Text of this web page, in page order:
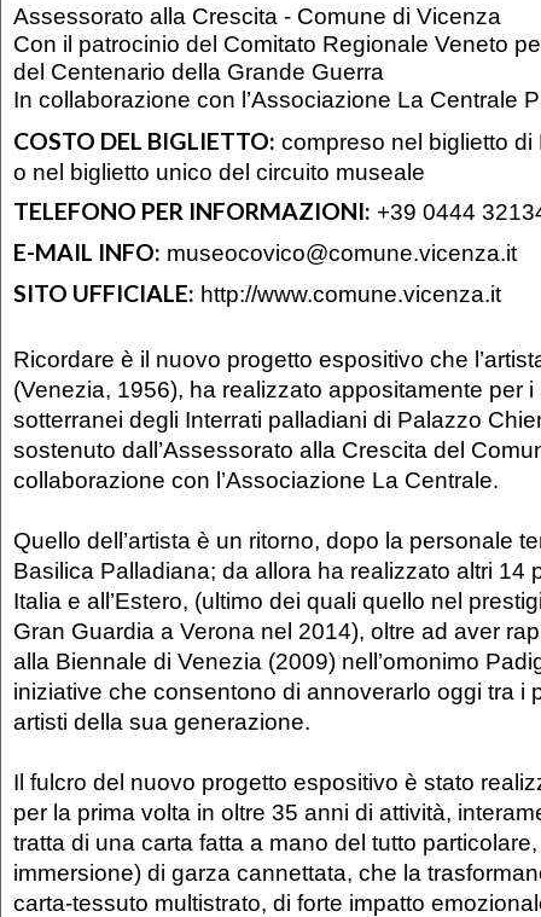
Assessorato alla Crescita - Comune di Vicenza
Con il patrocinio del Comitato Regionale Veneto
del Centenario della Grande Guerra
In collaborazione con l’Associazione La Centrale
COSTO DEL BIGLIETTO: compreso nel biglietto
o nel biglietto unico del circuito museale
TELEFONO PER INFORMAZIONI: +39 0444
E-MAIL INFO: museocovico@comune.vicenza.it
SITO UFFICIALE: http://www.comune.vicenza.it
Ricordare è il nuovo progetto espositivo che
(Venezia, 1956), ha realizzato appositamente per
sotterranei degli Interrati palladiani di Palazzo
sostenuto dall’Assessorato alla Crescita del
collaborazione con l’Associazione La Centrale.
Quello dell’artista è un ritorno, dopo la personale
Basilica Palladiana; da allora ha realizzato altri 14
Italia e all’Estero, (ultimo dei quali quello nel
Gran Guardia a Verona nel 2014), oltre ad aver
alla Biennale di Venezia (2009) nell’omonimo
iniziative che consentono di annoverarlo oggi tra i
artisti della sua generazione.
Il fulcro del nuovo progetto espositivo è stato
per la prima volta in oltre 35 anni di attività,
tratta di una carta fatta a mano del tutto
immersione) di garza cannettata, che la
carta-tessuto multistrato, di forte impatto